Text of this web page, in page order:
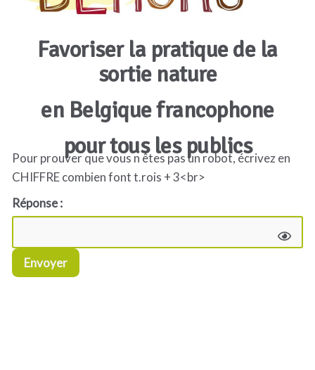
Favoriser la pratique de la
sortie nature
en Belgique francophone
pour tous les publics
Pour prouver que vous n êtes pas un robot, écrivez en
CHIFFRE combien font t.rois + 3<br>
Réponse :
Envoyer